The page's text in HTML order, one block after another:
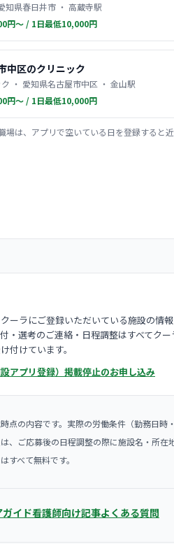
知県春日井市 ・ 高蔵寺駅
円〜 / 1日最低10,000円
中区のクリニック
・ 愛知県名古屋市中区 ・ 金山駅
円〜 / 1日最低10,000円
場は、アプリで空いている日を登録すると近
ーラにご登録いただいている施設の情
・選考のご連絡・日程調整はすべてク
付けています。
アプリ登録） 掲載停止のお申し込み
点の内容です。実際の労働条件（勤務日
、ご応募後の日程調整の際に施設名・所在
すべて無料です。
イド看護師向け記事よくある質問